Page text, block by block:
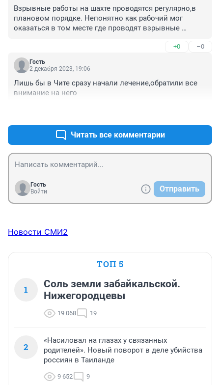
Взрывные работы на шахте проводятся регулярно,в
плановом порядке. Непонятно как рабочий мог
оказаться в том месте где проводят взрывные
+0 –0
Гость
2 декабря 2023, 19:06
Лишь бы в Чите сразу начали лечение,обратили все
внимание на него
Читать все комментарии
Гость
Войти
Отправить
Новости СМИ2
ТОП 5
1
Соль земли забайкальской.
Нижегородцевы
19 068 19
2
«Насиловал на глазах у связанных
родителей». Новый поворот в деле убийства
россиян в Таиланде
9 652 9